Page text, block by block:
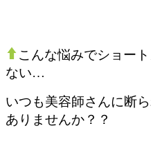
こんな悩みでショー
ない…
いつも美容師さんに断
ありませんか？？